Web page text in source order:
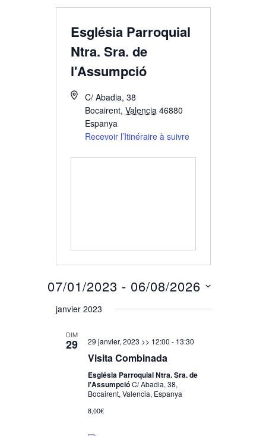
Església Parroquial
Ntra. Sra. de
l'Assumpció
C/ Abadia, 38
Bocairent, Valencia 46880
Espanya
Recevoir l’Itinéraire à suivre
07/01/2023 - 06/08/2026
unejanvier 2023
DIM
29 29 janvier, 2023 >> 12:00 - 13:30
Visita Combinada
Església Parroquial Ntra. Sra. de
l'AssumpcióC/ Abadia, 38,
Bocairent, Valencia, Espanya
8,00€